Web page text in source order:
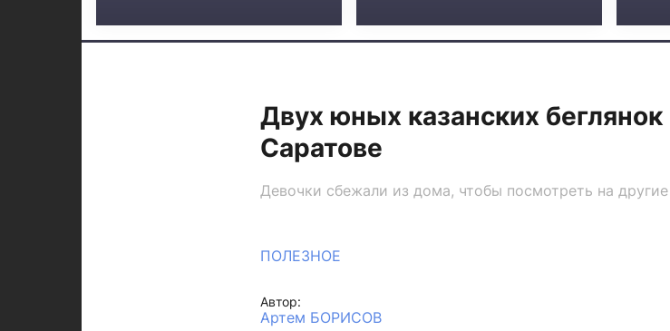
Двух юных казанских
Саратове
Девочки сбежали из дома, чтобы посмотреть на
ПОЛЕЗНОЕ
Автор:
Артем БОРИСОВ